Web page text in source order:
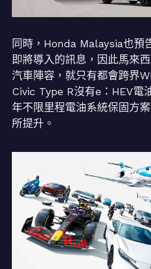
同時，Honda Malaysia也預
即將導入的訊息，因此馬來
汽車陣容，就只有都會跨界
Civic Type R沒有e：HEV電
年不限里程電油系統保固方
所提升。